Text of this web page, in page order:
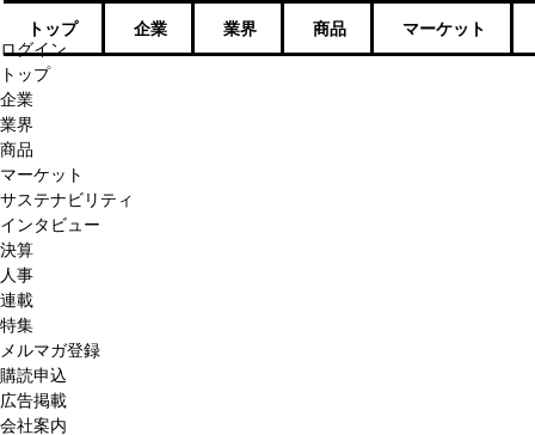
ログイン
トップ
企業
業界
商品
マーケット
サステナビリティ
インタビュー
決算
人事
連載
特集
メルマガ登録
購読申込
広告掲載
会社案内
トップ 企業 業界 商品 マーケット